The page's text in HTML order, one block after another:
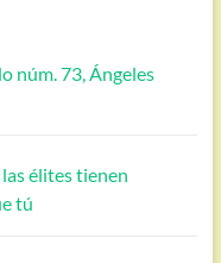
núm. 73, Ángeles
élites tienen
tú